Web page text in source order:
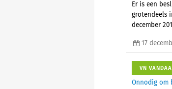
Er is een
grotendeels
december
17
VN
Onnodig om